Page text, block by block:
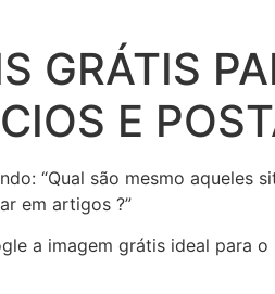
GRÁTIS
E
“Qual são mesmo aqueles
em artigos ?”
a imagem grátis ideal para